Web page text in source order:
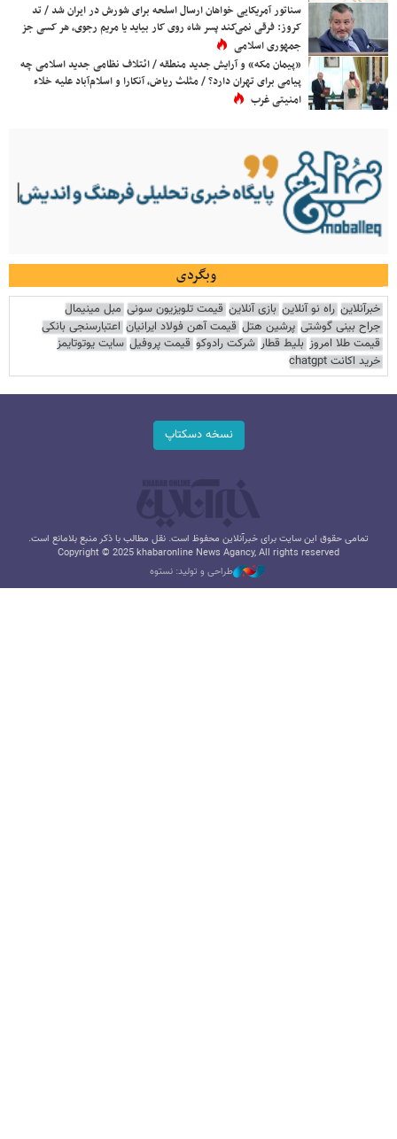
سناتور آمریکایی خواهان ارسال اسلحه برای شورش در ایران شد / تد
کروز: فرقی نمی‌کند پسر شاه روی کار بیاید یا مریم رجوی، هر کسی جز
جمهوری اسلامی
«پیمان مکه» و آرایش جدید منطقه / ائتلاف نظامی جدید اسلامی چه
پیامی برای تهران دارد؟ / مثلث ریاض، آنکارا و اسلام‌آباد علیه خلاء
امنیتی غرب
وبگردی
خبرآنلاین راه نو آنلاین بازی آنلاین قیمت تلویزیون سونی مبل مینیمال
جراح بینی گوشتی پرشین هتل قیمت آهن فولاد ایرانیان اعتبارسنجی بانکی
قیمت طلا امروز بلیط قطار شرکت رادوکو قیمت پروفیل سایت یوتوتایمز
خرید اکانت chatgpt
نسخه دسکتاپ
تمامی حقوق این سایت برای خبرآنلاین محفوظ است. نقل مطالب با ذکر منبع بلامانع است.
Copyright © 2025 khabaronline News Agancy, All rights reserved
طراحی و تولید: نستوه